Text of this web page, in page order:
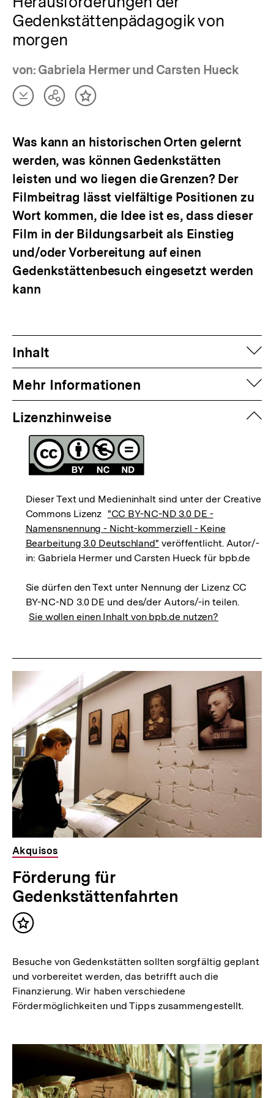
Gedenkstättenpädagogik von
morgen
von: Gabriela Hermer und Carsten Hueck
Artikel
herunterladen
TeilenInhalt
Was kann an historischen Orten gelernt
werden, was können Gedenkstätten
leisten und wo liegen die Grenzen? Der
Filmbeitrag lässt vielfältige Positionen zu
Wort kommen, die Idee ist es, dass dieser
Film in der Bildungsarbeit als Einstieg
und/oder Vorbereitung auf einen
Gedenkstättenbesuch eingesetzt werden
kann
Inhalt
Mehr Informationen
Lizenzhinweise
Dieser Text und Medieninhalt sind unter der Creative
Commons Lizenz "CC BY-NC-ND 3.0 DE -
Namensnennung - Nicht-kommerziell - Keine
Bearbeitung 3.0 Deutschland" veröffentlicht. Autor/-
in: Gabriela Hermer und Carsten Hueck für bpb.de
Sie dürfen den Text unter Nennung der Lizenz CC
BY-NC-ND 3.0 DE und des/der Autors/-in teilen.
Sie wollen einen Inhalt von bpb.de nutzen?
Dossier
zur
Thematik
Akquisos
Förderung für
Gedenkstättenfahrten
Inhalt
Besuche von Gedenkstätten sollten sorgfältig geplant
und vorbereitet werden, das betrifft auch die
Finanzierung. Wir haben verschiedene
Fördermöglichkeiten und Tipps zusammengestellt.